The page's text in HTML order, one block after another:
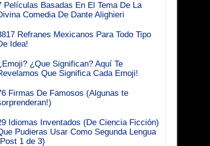
Películas Basadas En El Tema De La
Comedia De Dante Alighieri
Refranes Mexicanos Para Todo Tipo
Idea!
¿Que Significan? Aquí Te
Que Significa Cada Emoji!
Firmas De Famosos (Algunas te
Idiomas Inventados (De Ciencia Ficción)
Pudieras Usar Como Segunda Lengua
1 de 3)